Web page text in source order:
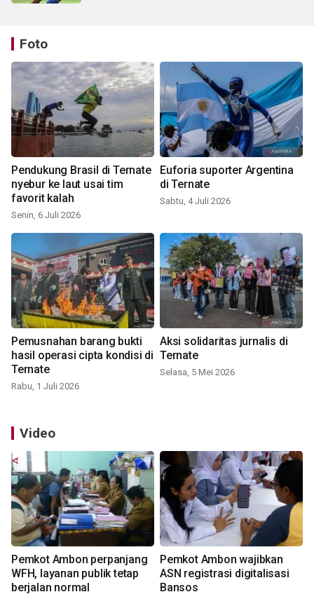
Foto
Pendukung Brasil di Ternate
nyebur ke laut usai tim
favorit kalah
Senin, 6 Juli 2026
Euforia suporter Argentina
di Ternate
Sabtu, 4 Juli 2026
Pemusnahan barang bukti
hasil operasi cipta kondisi di
Ternate
Rabu, 1 Juli 2026
Aksi solidaritas jurnalis di
Ternate
Selasa, 5 Mei 2026
Video
Pemkot Ambon perpanjang
WFH, layanan publik tetap
berjalan normal
Pemkot Ambon wajibkan
ASN registrasi digitalisasi
Bansos